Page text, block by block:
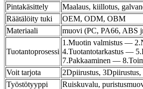
Pintakäsittely
Maalaus, kiillotus,
Räätälöity tuki
OEM, ODM, OBM
Materiaali
muovi (PC, PA66, ABS
Tuotantoprosessi
1.Muotin valmistus —
4.Tuotantotarkastus —
7.Pakkaaminen —
Voit tarjota
2Dpiirustus,
Työstötyyppi
Ruiskuvalu,